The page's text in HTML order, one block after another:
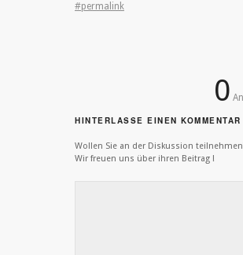
#permalink
0
HINTERLASSE EINEN KOMMENTAR
Wollen Sie an der Diskussion
Wir freuen uns über ihren Beitrag !